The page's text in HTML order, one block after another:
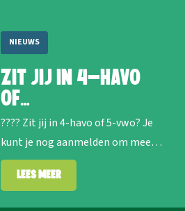
NIEUWS
Zit jij in 4-havo
of…
???? Zit jij in 4-havo of 5-vwo? Je
kunt je nog aanmelden om mee…
Lees meer